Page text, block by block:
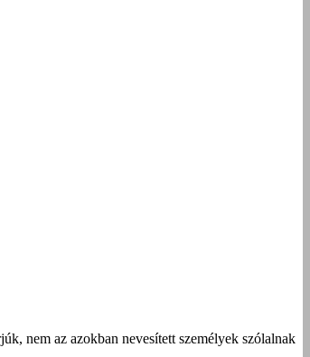
nem az azokban nevesített személyek szólalnak